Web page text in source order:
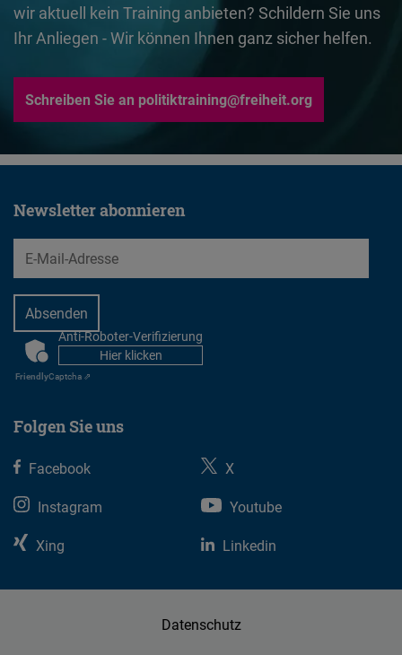
wir aktuell kein Training anbieten? Schildern Sie uns
Ihr Anliegen - Wir können Ihnen ganz sicher helfen.
Schreiben Sie an politiktraining@freiheit.org
Newsletter abonnieren
EMail
CAPTCHAAnti-Roboter-Verifizierung
Hier klicken
FriendlyCaptcha ⇗
Folgen Sie uns
Facebook
X
Instagram
Youtube
Xing
Linkedin
Datenschutz